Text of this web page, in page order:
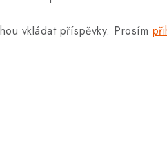
vkládat příspěvky. Prosím